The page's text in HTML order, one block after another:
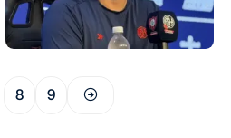
8 9